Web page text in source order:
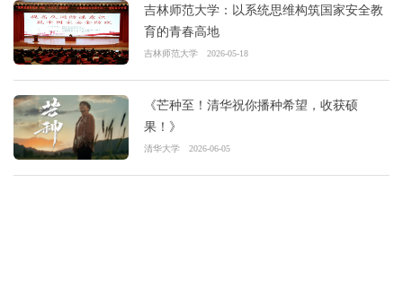
吉林师范大学：以系统思维构筑国家安全教
育的青春高地
吉林师范大学 2026-05-18
《芒种至！清华祝你播种希望，收获硕
果！》
清华大学 2026-06-05